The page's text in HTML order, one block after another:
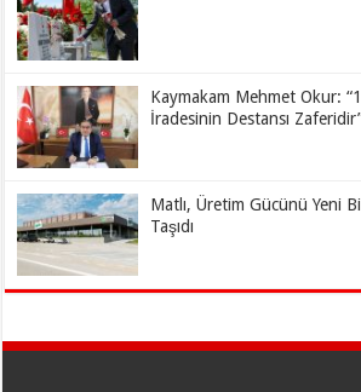
Kaymakam Mehmet Okur:
İradesinin Destansı
Matlı, Üretim Gücünü Yeni
Taşıdı